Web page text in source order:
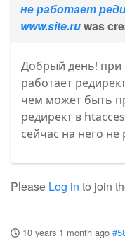
не работает
www.site.ruwas
Добрый день! при
работает
чем может быть
редирект в
сейчас на него не
Please Log in to join
10 years 1 month ago